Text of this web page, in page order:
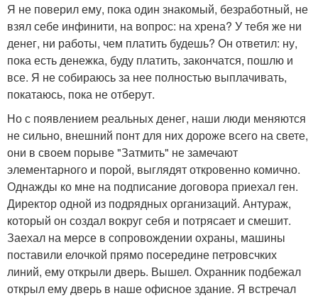
Я не поверил ему, пока один знакомый, безработный, не
взял себе инфинити, на вопрос: на хрена? У тебя же ни
денег, ни работы, чем платить будешь? Он ответил: ну,
пока есть денежка, буду платить, закончатся, пошлю и
все. Я не собираюсь за нее полностью выплачивать,
покатаюсь, пока не отберут.
Но с появлением реальных денег, наши люди меняются
не сильно, внешний понт для них дороже всего на свете,
они в своем порыве "Затмить" не замечают
элементарного и порой, выглядят откровенно комично.
Однажды ко мне на подписание договора приехал ген.
Директор одной из подрядных организаций. Антураж,
который он создал вокруг себя и потрясает и смешит.
Заехал на мерсе в сопровождении охраны, машины
поставили елочкой прямо посередине петровсчких
линий, ему открыли дверь. Вышел. Охранник подбежал
открыл ему дверь в наше офисное здание. Я встречал